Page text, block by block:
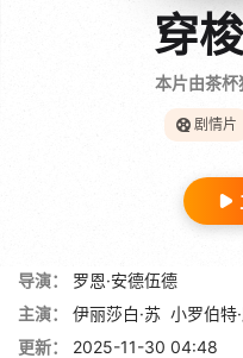
穿
本片由茶
剧情片
导演：
罗恩·安德伍德
主演：
伊丽莎白·苏 小罗伯特
更新：
2025-11-30 04:48